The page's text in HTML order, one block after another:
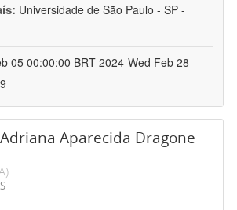
Universidade de São Paulo - SP -
05 00:00:00 BRT 2024-Wed Feb 28
Adriana Aparecida Dragone